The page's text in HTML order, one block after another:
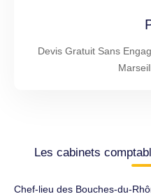
Devis Gratuit Sans
Les cabinets
Chef-lieu des Bouches-du-